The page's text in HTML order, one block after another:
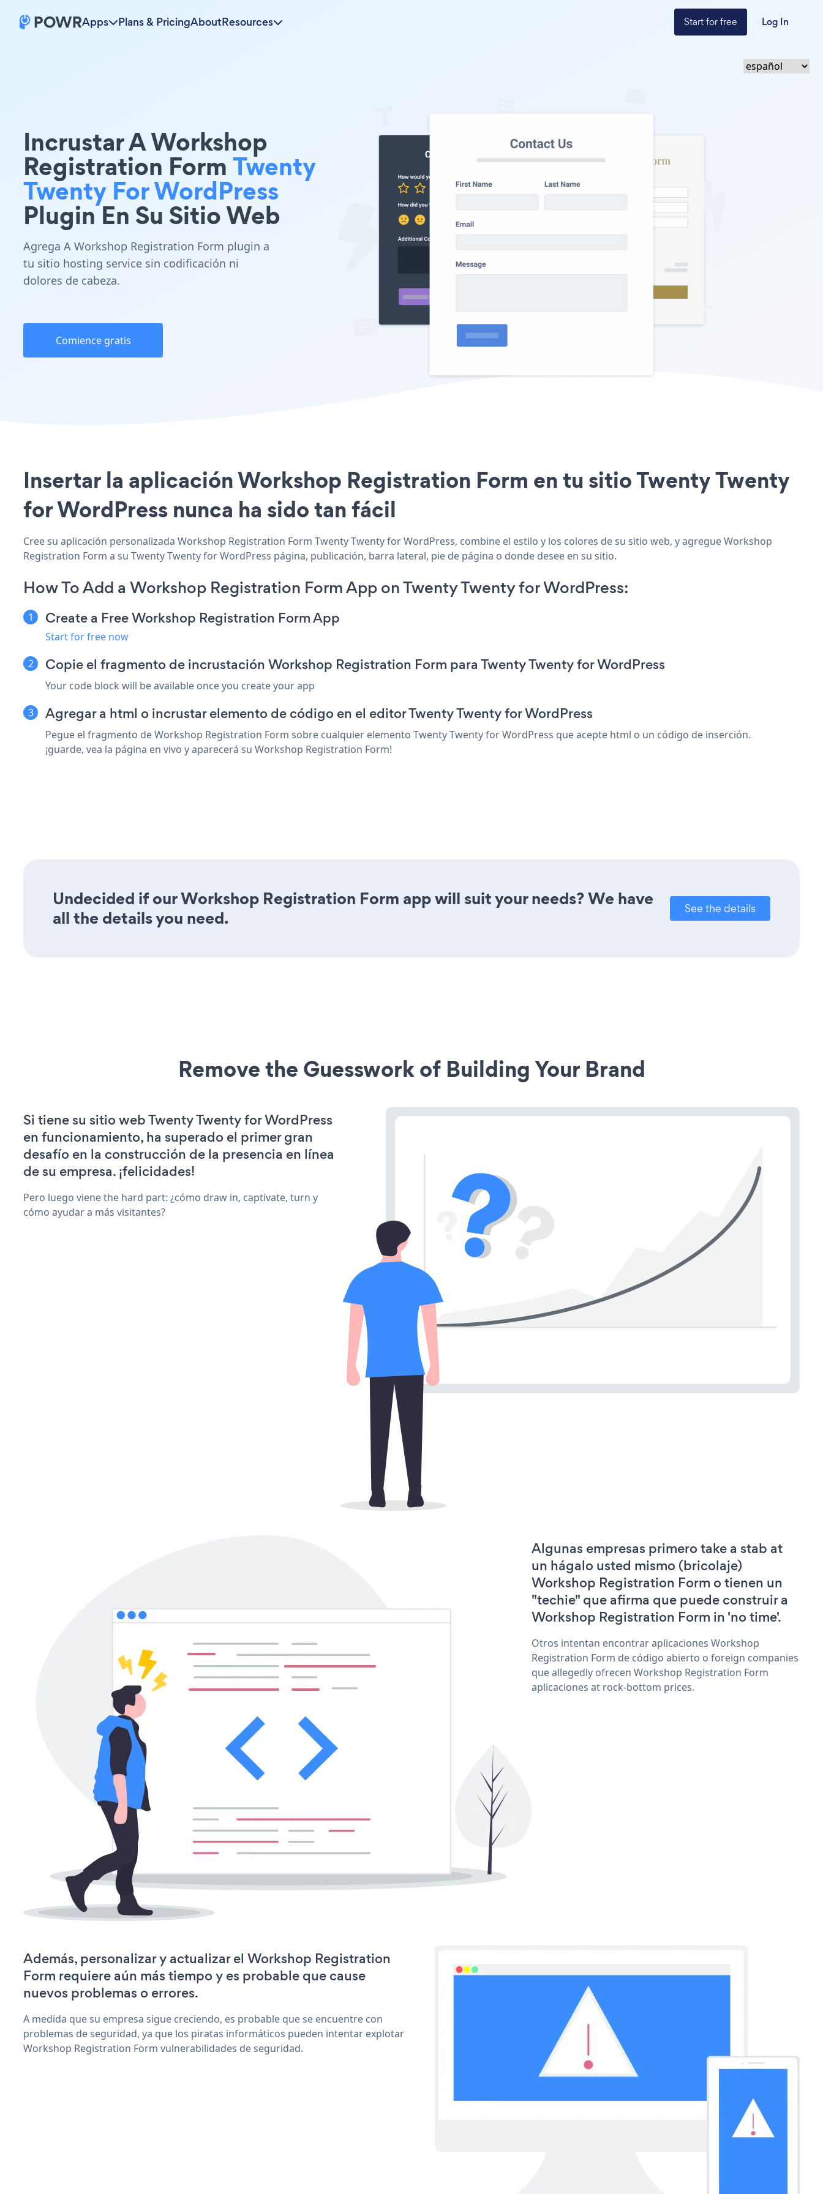
Apps Plans & PricingAboutResources Start for free Log In
Incrustar A Workshop
Registration FormTwenty
Twenty For WordPress
Plugin En Su Sitio Web
Agrega A Workshop Registration Form plugin a
tu sitio hosting service sin codificación ni
dolores de cabeza.
Comience gratis
Insertar la aplicación Workshop Registration Form en tu sitio Twenty Twenty
for WordPress nunca ha sido tan fácil
Cree su aplicación personalizada Workshop Registration Form Twenty Twenty for WordPress, combine el estilo y los colores de su sitio web, y agregue Workshop
Registration Form a su Twenty Twenty for WordPress página, publicación, barra lateral, pie de página o donde desee en su sitio.
How To Add a Workshop Registration Form App on Twenty Twenty for WordPress:
Create a Free Workshop Registration Form App
Start for free now
Copie el fragmento de incrustación Workshop Registration Form para Twenty Twenty for WordPress
Your code block will be available once you create your app
Agregar a html o incrustar elemento de código en el editor Twenty Twenty for WordPress
Pegue el fragmento de Workshop Registration Form sobre cualquier elemento Twenty Twenty for WordPress que acepte html o un código de inserción.
¡guarde, vea la página en vivo y aparecerá su Workshop Registration Form!
Undecided if our Workshop Registration Form app will suit your needs? We have
all the details you need.
See the details
Remove the Guesswork of Building Your Brand
Si tiene su sitio web Twenty Twenty for WordPress
en funcionamiento, ha superado el primer gran
desafío en la construcción de la presencia en línea
de su empresa. ¡felicidades!
Pero luego viene the hard part: ¿cómo draw in, captivate, turn y
cómo ayudar a más visitantes?
Algunas empresas primero take a stab at
un hágalo usted mismo (bricolaje)
Workshop Registration Form o tienen un
"techie" que afirma que puede construir a
Workshop Registration Form in 'no time'.
Otros intentan encontrar aplicaciones Workshop
Registration Form de código abierto o foreign companies
que allegedly ofrecen Workshop Registration Form
aplicaciones at rock-bottom prices.
Además, personalizar y actualizar el Workshop Registration
Form requiere aún más tiempo y es probable que cause
nuevos problemas o errores.
A medida que su empresa sigue creciendo, es probable que se encuentre con
problemas de seguridad, ya que los piratas informáticos pueden intentar explotar
Workshop Registration Form vulnerabilidades de seguridad.